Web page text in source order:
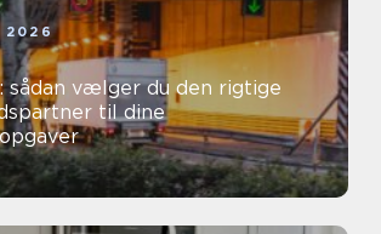
2026
sådan vælger du den rigtige
til dine